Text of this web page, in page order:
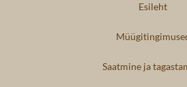
Esileht
Saatmine ja